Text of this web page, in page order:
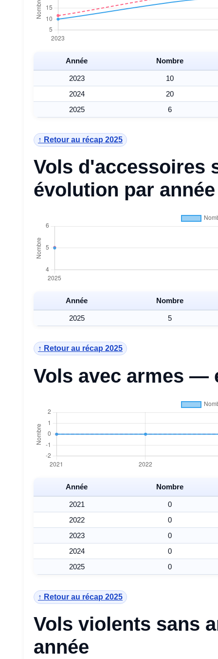
Année Nombre
2023
10
2024
20
2025
6
↑ Retour au récap 2025
Vols d'accessoires
évolution par année
Année Nombre
2025 5
↑ Retour au récap 2025
Vols avec armes —
Année Nombre
2021
0
2022
0
2023
0
2024
0
2025
0
↑ Retour au récap 2025
Vols violents sans
année